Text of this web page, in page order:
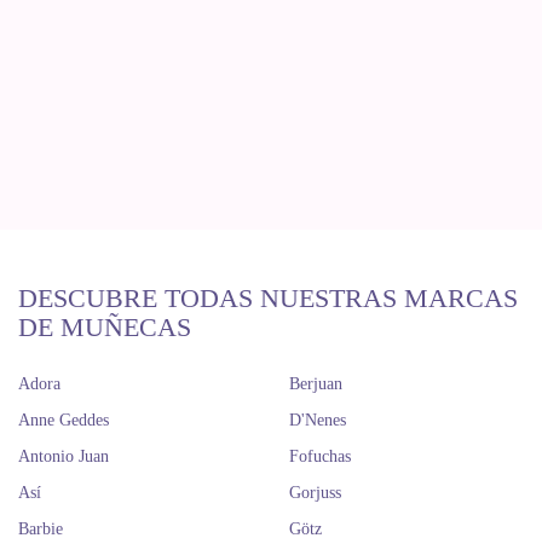
DESCUBRE TODAS NUESTRAS MARCAS
DE MUÑECAS
Adora
Anne Geddes
Antonio Juan
Así
Barbie
Berjuan
D'Nenes
Fofuchas
Gorjuss
Götz